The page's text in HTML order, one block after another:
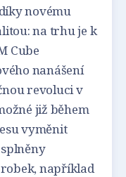
novému
na trhu je k
Cube
nanášení
revoluci v
již během
vyměnit
například